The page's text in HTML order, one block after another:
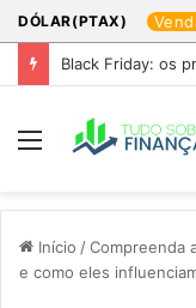
DÓLAR(PTAX)
Black Friday: os
Menu
Início /Compreenda
e como eles